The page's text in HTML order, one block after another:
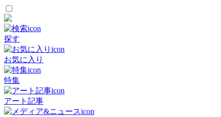
探す
お気に入り
特集
アート記事